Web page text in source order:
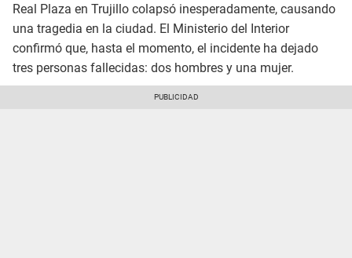
Real Plaza en Trujillo colapsó inesperadamente, causando
una tragedia en la ciudad. El Ministerio del Interior
confirmó que, hasta el momento, el incidente ha dejado
tres personas fallecidas: dos hombres y una mujer.